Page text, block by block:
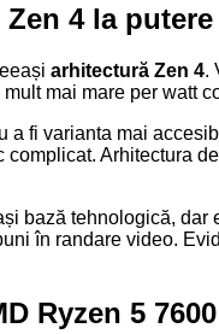
4 la putere
arhitectură Zen 4.
mai mare per watt
a fi varianta mai
Arhitectura
bază tehnologică, dar
în randare video.
Ryzen 5 7600